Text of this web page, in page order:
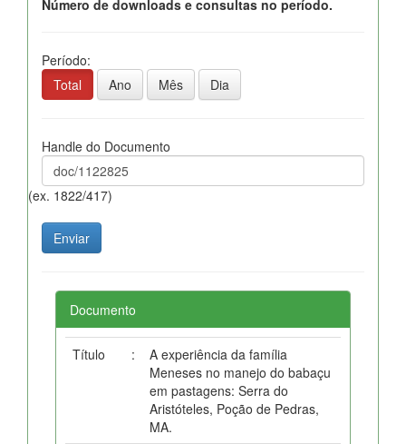
Número de downloads e consultas no período.
Período:
Total
Ano Mês Dia
Handle do Documento
(ex. 1822/417)
Documento
Título :
A experiência da família
Meneses no manejo do babaçu
em pastagens: Serra do
Aristóteles, Poção de Pedras,
MA.